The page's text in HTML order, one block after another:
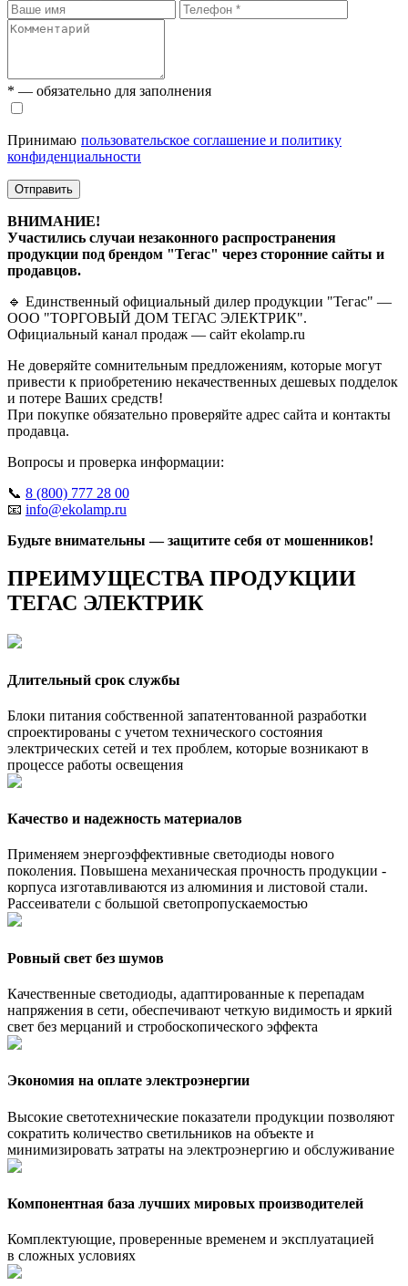
* — обязательно для заполнения
Принимаю пользовательское соглашение и политику
конфиденциальности
Отправить
ВНИМАНИЕ!
Участились случаи незаконного распространения
продукции под брендом "Тегас" через сторонние сайты и
продавцов.
🔹 Единственный официальный дилер продукции "Тегас" —
ООО "ТОРГОВЫЙ ДОМ ТЕГАС ЭЛЕКТРИК".
Официальный канал продаж — сайт ekolamp.ru
Не доверяйте сомнительным предложениям, которые могут
привести к приобретению некачественных дешевых подделок
и потере Ваших средств!
При покупке обязательно проверяйте адрес сайта и контакты
продавца.
Вопросы и проверка информации:
📞 8 (800) 777 28 00
📧 info@ekolamp.ru
Будьте внимательны — защитите себя от мошенников!
ПРЕИМУЩЕСТВА ПРОДУКЦИИ
ТЕГАС ЭЛЕКТРИК
Длительный срок службы
Блоки питания собственной запатентованной разработки
спроектированы с учетом технического состояния
электрических сетей и тех проблем, которые возникают в
процессе работы освещения
Качество и надежность материалов
Применяем энергоэффективные светодиоды нового
поколения. Повышена механическая прочность продукции -
корпуса изготавливаются из алюминия и листовой стали.
Рассеиватели с большой светопропускаемостью
Ровный свет без шумов
Качественные светодиоды, адаптированные к перепадам
напряжения в сети, обеспечивают четкую видимость и яркий
свет без мерцаний и стробоскопического эффекта
Экономия на оплате электроэнергии
Высокие светотехнические показатели продукции позволяют
сократить количество светильников на объекте и
минимизировать затраты на электроэнергию и обслуживание
Компонентная база лучших мировых производителей
Комплектующие, проверенные временем и эксплуатацией
в сложных условиях